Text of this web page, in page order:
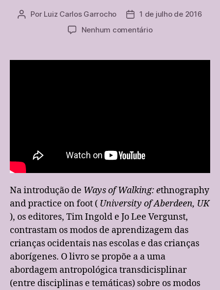
Autor
Por Luiz Carlos Garrocho
Data1 de julho de 2016
Nenhum comentárioem
e
Na introdução de Ways of Walking: ethnography
and practice on foot ( University of Aberdeen, UK
), os editores, Tim Ingold e Jo Lee Vergunst,
contrastam os modos de aprendizagem das
crianças ocidentais nas escolas e das crianças
aborígenes. O livro se propõe a a uma
abordagem antropológica transdicisplinar
(entre disciplinas e temáticas) sobre os modos